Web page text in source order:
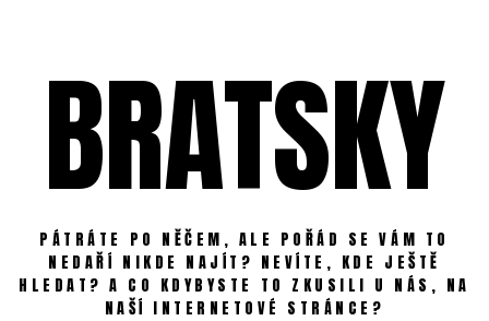
BRATSKY
PÁTRÁTE PO NĚČEM, ALE POŘÁD SE VÁM TO
NEDAŘÍ NIKDE NAJÍT? NEVÍTE, KDE JEŠTĚ
HLEDAT? A CO KDYBYSTE TO ZKUSILI U NÁS, NA
NAŠÍ INTERNETOVÉ STRÁNCE?